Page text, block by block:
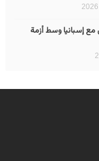
مع إسبانيا وسط أزمة